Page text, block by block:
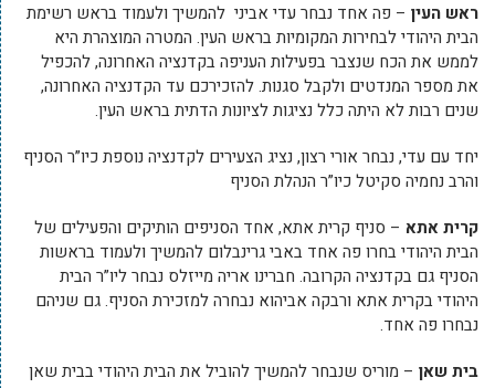
ראש העין – פה אחד נבחר עדי אביני להמשיך ולעמוד בראש רשימת
הבית היהודי לבחירות המקומיות בראש העין. המטרה המוצהרת היא
לממש את הכח שנצבר בפעילות העניפה בקדנציה האחרונה, להכפיל
את מספר המנדטים ולקבל סגנות. להזכירכם עד הקדנציה האחרונה,
שנים רבות לא היתה כלל נציגות לציונות הדתית בראש העין.
יחד עם עדי, נבחר אורי רצון, נציג הצעירים לקדנציה נוספת כיו”ר הסניף
והרב נחמיה סקיטל כיו”ר הנהלת הסניף
קרית אתא – סניף קרית אתא, אחד הסניפים הותיקים והפעילים של
הבית היהודי בחרו פה אחד באבי גרינבלום להמשיך ולעמוד בראשות
הסניף גם בקדנציה הקרובה. חברינו אריה מייזלס נבחר ליו”ר הבית
היהודי בקרית אתא ורבקה אביהוא נבחרה למזכירת הסניף. גם שניהם
נבחרו פה אחד.
בית שאן – מוריס שנבחר להמשיך להוביל את הבית היהודי בבית שאן